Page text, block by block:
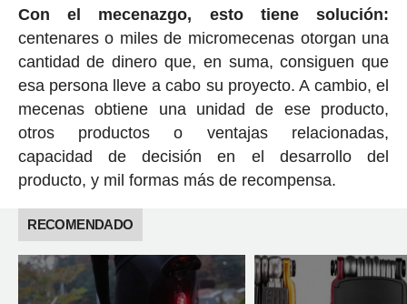
Con el mecenazgo, esto tiene solución:
centenares o miles de micromecenas otorgan una
cantidad de dinero que, en suma, consiguen que
esa persona lleve a cabo su proyecto. A cambio, el
mecenas obtiene una unidad de ese producto,
otros productos o ventajas relacionadas,
capacidad de decisión en el desarrollo del
producto, y mil formas más de recompensa.
RECOMENDADO